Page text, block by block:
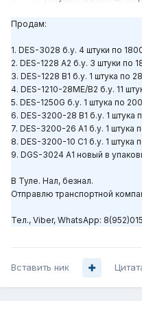
Продам:
1. DES-3028 б.у. 4 штуки по
2. DES-1228 A2 б.у. 3 штуки по
3. DES-1228 B1 б.у. 1 штука по
4. DES-1210-28ME/B2 б.у. 11
5. DES-1250G б.у. 1 штука по
6. DES-3200-28 B1 б.у. 1 штука
7. DES-3200-26 A1 б.у. 1 штука
8. DES-3200-10 C1 б.у. 1 штука
9. DGS-3024 A1 новый в
В Туле. Нал, безнал.
Отправлю транспортной
Тел., Viber, WhatsApp:
Вставить ник